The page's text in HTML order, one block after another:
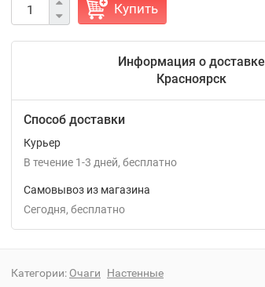
Купить
Информация о доставке
Красноярск
Способ доставки
Курьер
В течение 1-3 дней Бесплатно
Самовывоз из магазина
Сегодня
Бесплатно
Категории: Очаги Настенные